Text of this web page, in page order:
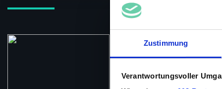
Zustimmung
Verantwortungsvoller
Regie